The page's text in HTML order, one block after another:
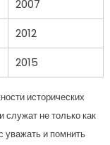
2007
2012
2015
исторических
не только как
уважать и помнить